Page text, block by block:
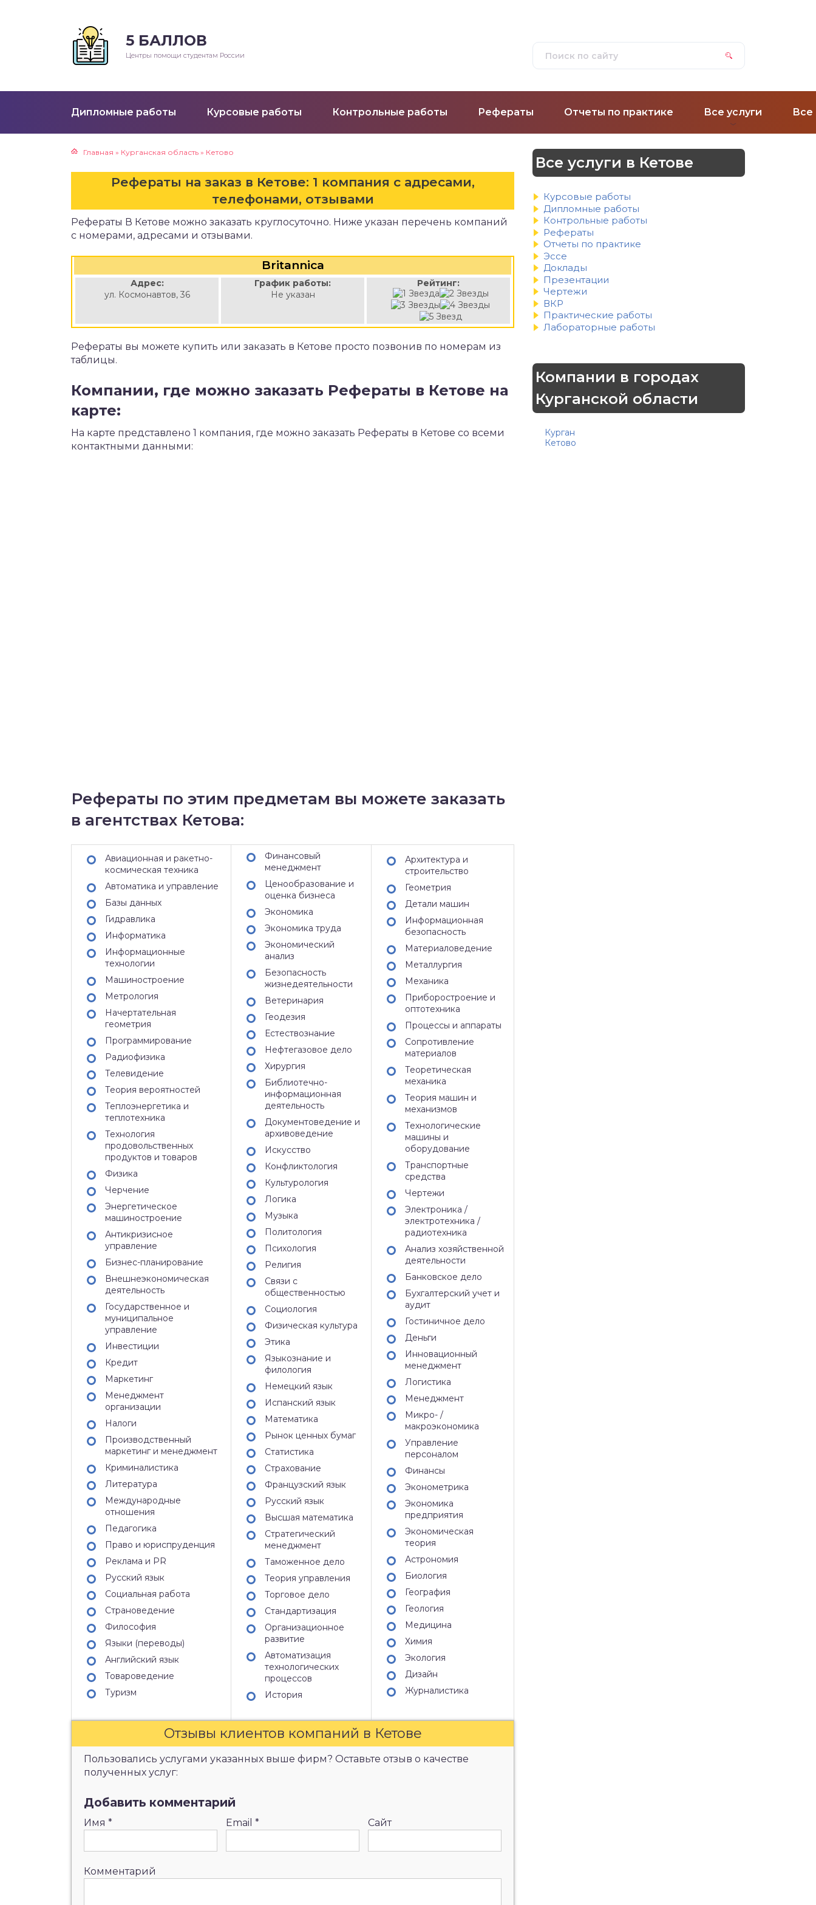
5 БАЛЛОВ
Центры помощи студентам России
Дипломные работы Курсовые работы Контрольные работы Рефераты Отчеты по практике Все услуги Все
Главная » Курганская область » Кетово
Рефераты на заказ в Кетове: 1 компания с адресами,
телефонами, отзывами
Рефераты В Кетове можно заказать круглосуточно. Ниже указан перечень компаний
с номерами, адресами и отзывами.
Britannica
Адрес:
ул. Космонавтов, 36
График работы:
Не указан
Рейтинг:
Рефераты вы можете купить или заказать в Кетове просто позвонив по номерам из
таблицы.
Компании, где можно заказать Рефераты в Кетове на
карте:
На карте представлено 1 компания, где можно заказать Рефераты в Кетове со всеми
контактными данными:
Рефераты по этим предметам вы можете заказать
в агентствах Кетова:
Авиационная и ракетно-
космическая техника
Автоматика и управление
Базы данных
Гидравлика
Информатика
Информационные
технологии
Машиностроение
Метрология
Начертательная
геометрия
Программирование
Радиофизика
Телевидение
Теория вероятностей
Теплоэнергетика и
теплотехника
Технология
продовольственных
продуктов и товаров
Физика
Черчение
Энергетическое
машиностроение
Антикризисное
управление
Бизнес-планирование
Внешнеэкономическая
деятельность
Государственное и
муниципальное
управление
Инвестиции
Кредит
Маркетинг
Менеджмент
организации
Налоги
Производственный
маркетинг и менеджмент
Криминалистика
Литература
Международные
отношения
Педагогика
Право и юриспруденция
Реклама и PR
Русский язык
Социальная работа
Страноведение
Философия
Языки (переводы)
Английский язык
Товароведение
Туризм
Финансовый
менеджмент
Ценообразование и
оценка бизнеса
Экономика
Экономика труда
Экономический
анализ
Безопасность
жизнедеятельности
Ветеринария
Геодезия
Естествознание
Нефтегазовое дело
Хирургия
Библиотечно-
информационная
деятельность
Документоведение и
архивоведение
Искусство
Конфликтология
Культурология
Логика
Музыка
Политология
Психология
Религия
Связи с
общественностью
Социология
Физическая культура
Этика
Языкознание и
филология
Немецкий язык
Испанский язык
Математика
Рынок ценных бумаг
Статистика
Страхование
Французский язык
Русский язык
Высшая математика
Стратегический
менеджмент
Таможенное дело
Теория управления
Торговое дело
Стандартизация
Организационное
развитие
Автоматизация
технологических
процессов
История
Архитектура и
строительство
Геометрия
Детали машин
Информационная
безопасность
Материаловедение
Металлургия
Механика
Приборостроение и
оптотехника
Процессы и аппараты
Сопротивление
материалов
Теоретическая
механика
Теория машин и
механизмов
Технологические
машины и
оборудование
Транспортные
средства
Чертежи
Электроника /
электротехника /
радиотехника
Анализ хозяйственной
деятельности
Банковское дело
Бухгалтерский учет и
аудит
Гостиничное дело
Деньги
Инновационный
менеджмент
Логистика
Менеджмент
Микро- /
макроэкономика
Управление
персоналом
Финансы
Эконометрика
Экономика
предприятия
Экономическая
теория
Астрономия
Биология
География
Геология
Медицина
Химия
Экология
Дизайн
Журналистика
Отзывы клиентов компаний в Кетове
Пользовались услугами указанных выше фирм? Оставьте отзыв о качестве
полученных услуг:
Добавить комментарий
Имя * Email * Сайт
Комментарий
Все услуги в Кетове
Курсовые работы
Дипломные работы
Контрольные работы
Рефераты
Отчеты по практике
Эссе
Доклады
Презентации
Чертежи
ВКР
Практические работы
Лабораторные работы
Компании в городах
Курганской области
Курган
Кетово
работы
работы